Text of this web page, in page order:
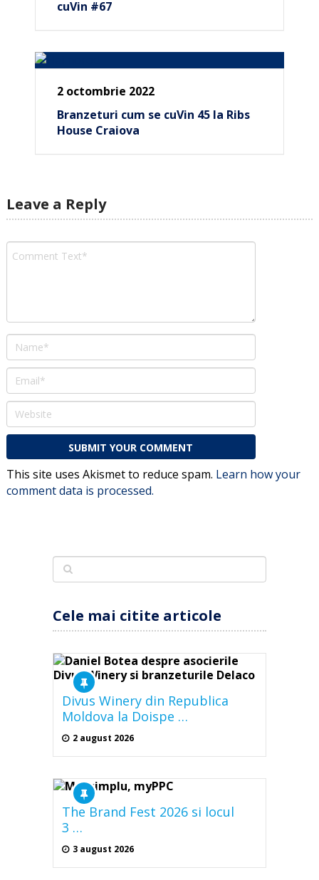
cuVin #67
2 octombrie 2022
Branzeturi cum se cuVin 45 la Ribs
House Craiova
Leave a Reply
This site uses Akismet to reduce spam. Learn how your
comment data is processed.
Cele mai citite articole
Divus Winery din Republica
Moldova la Doispe …
2 august 2026
The Brand Fest 2026 si locul
3 …
3 august 2026